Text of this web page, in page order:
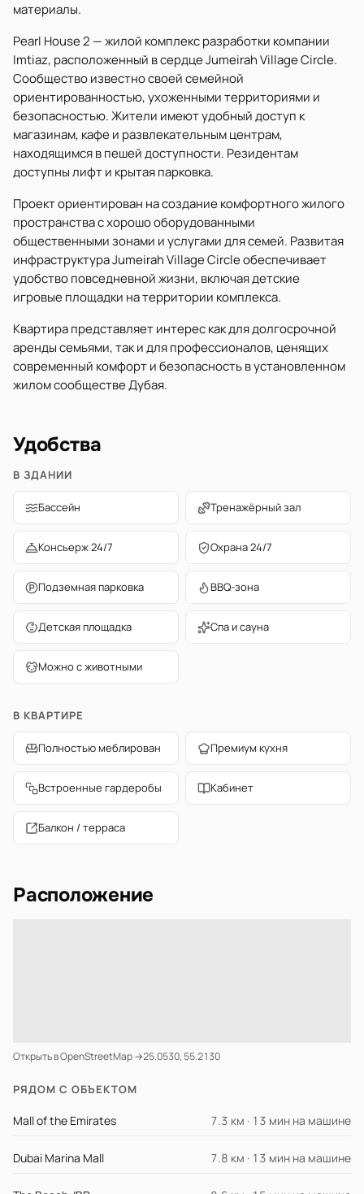
материалы.
Pearl House 2 — жилой комплекс разработки компании
Imtiaz, расположенный в сердце Jumeirah Village Circle.
Сообщество известно своей семейной
ориентированностью, ухоженными территориями и
безопасностью. Жители имеют удобный доступ к
магазинам, кафе и развлекательным центрам,
находящимся в пешей доступности. Резидентам
доступны лифт и крытая парковка.
Проект ориентирован на создание комфортного жилого
пространства с хорошо оборудованными
общественными зонами и услугами для семей. Развитая
инфраструктура Jumeirah Village Circle обеспечивает
удобство повседневной жизни, включая детские
игровые площадки на территории комплекса.
Квартира представляет интерес как для долгосрочной
аренды семьями, так и для профессионалов, ценящих
современный комфорт и безопасность в установленном
жилом сообществе Дубая.
Удобства
В ЗДАНИИ
Бассейн Тренажёрный зал
Консьерж 24/7 Охрана 24/7
Подземная парковка BBQ-зона
Детская площадка Спа и сауна
Можно с животными
В КВАРТИРЕ
Полностью меблирован Премиум кухня
Встроенные гардеробы Кабинет
Балкон / терраса
Расположение
Открыть в OpenStreetMap →25.0530, 55.2130
РЯДОМ С ОБЪЕКТОМ
Mall of the Emirates 7.3 км · 13 мин на машине
Dubai Marina Mall 7.8 км · 13 мин на машине